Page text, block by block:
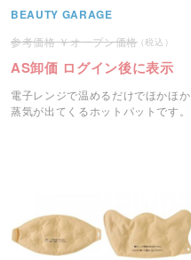
BEAUTY GARAGE
オープン価格
AS卸価 ログイン後に表示
電子レンジで温めるだけでほかほか
蒸気が出てくるホットパットです。